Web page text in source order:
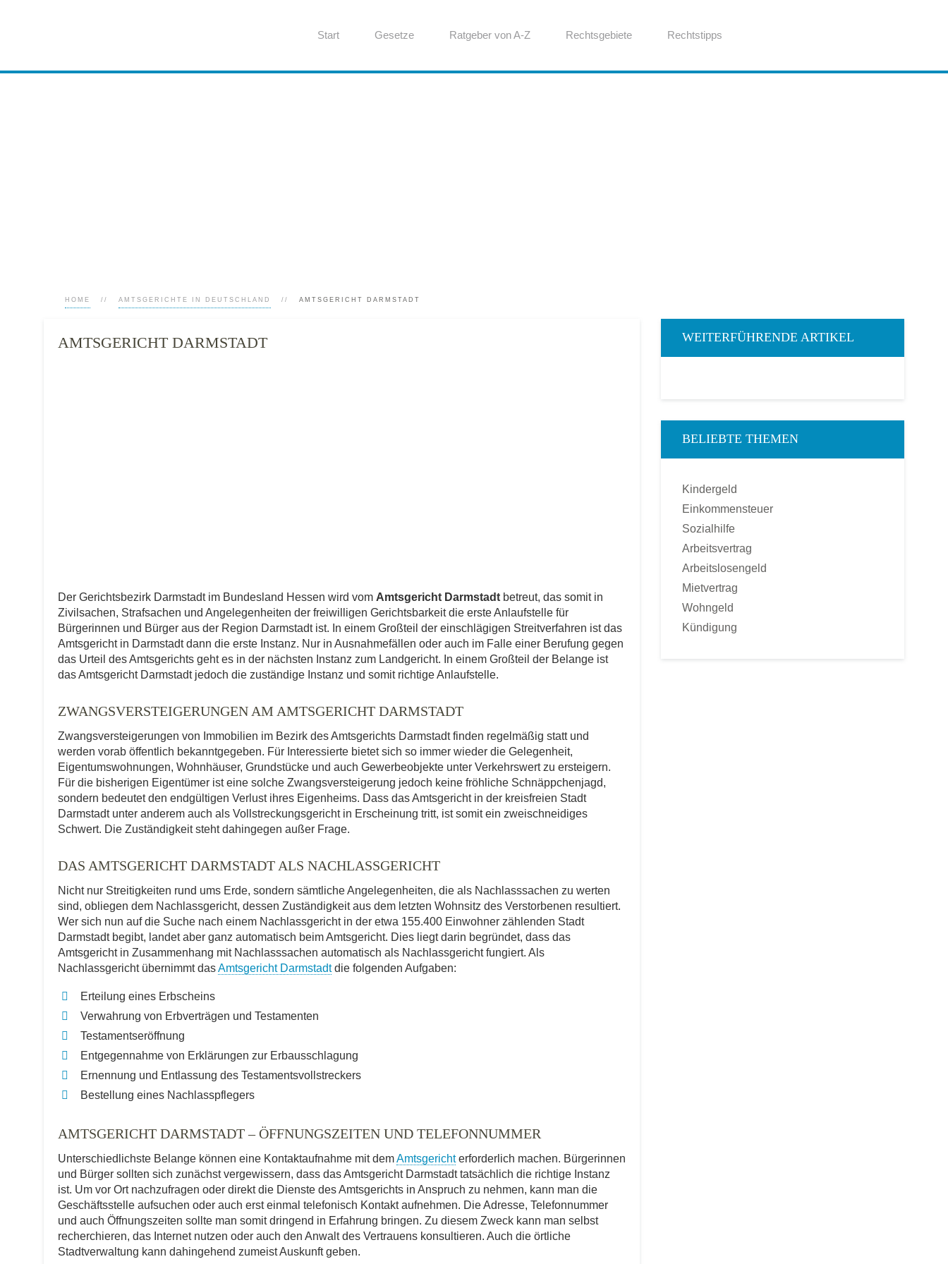
Start Gesetze Ratgeber von A-Z Rechtsgebiete Rechtstipps
HOME AMTSGERICHTE IN DEUTSCHLAND AMTSGERICHT DARMSTADT
AMTSGERICHT DARMSTADT
Der Gerichtsbezirk Darmstadt im Bundesland Hessen wird vom Amtsgericht Darmstadt betreut, das somit in
Zivilsachen, Strafsachen und Angelegenheiten der freiwilligen Gerichtsbarkeit die erste Anlaufstelle für
Bürgerinnen und Bürger aus der Region Darmstadt ist. In einem Großteil der einschlägigen Streitverfahren ist das
Amtsgericht in Darmstadt dann die erste Instanz. Nur in Ausnahmefällen oder auch im Falle einer Berufung gegen
das Urteil des Amtsgerichts geht es in der nächsten Instanz zum Landgericht. In einem Großteil der Belange ist
das Amtsgericht Darmstadt jedoch die zuständige Instanz und somit richtige Anlaufstelle.
ZWANGSVERSTEIGERUNGEN AM AMTSGERICHT DARMSTADT
Zwangsversteigerungen von Immobilien im Bezirk des Amtsgerichts Darmstadt finden regelmäßig statt und
werden vorab öffentlich bekanntgegeben. Für Interessierte bietet sich so immer wieder die Gelegenheit,
Eigentumswohnungen, Wohnhäuser, Grundstücke und auch Gewerbeobjekte unter Verkehrswert zu ersteigern.
Für die bisherigen Eigentümer ist eine solche Zwangsversteigerung jedoch keine fröhliche Schnäppchenjagd,
sondern bedeutet den endgültigen Verlust ihres Eigenheims. Dass das Amtsgericht in der kreisfreien Stadt
Darmstadt unter anderem auch als Vollstreckungsgericht in Erscheinung tritt, ist somit ein zweischneidiges
Schwert. Die Zuständigkeit steht dahingegen außer Frage.
DAS AMTSGERICHT DARMSTADT ALS NACHLASSGERICHT
Nicht nur Streitigkeiten rund ums Erde, sondern sämtliche Angelegenheiten, die als Nachlasssachen zu werten
sind, obliegen dem Nachlassgericht, dessen Zuständigkeit aus dem letzten Wohnsitz des Verstorbenen resultiert.
Wer sich nun auf die Suche nach einem Nachlassgericht in der etwa 155.400 Einwohner zählenden Stadt
Darmstadt begibt, landet aber ganz automatisch beim Amtsgericht. Dies liegt darin begründet, dass das
Amtsgericht in Zusammenhang mit Nachlasssachen automatisch als Nachlassgericht fungiert. Als
Nachlassgericht übernimmt dasAmtsgericht Darmstadtdie folgenden Aufgaben:
Erteilung eines Erbscheins
Verwahrung von Erbverträgen und Testamenten
Testamentseröffnung
Entgegennahme von Erklärungen zur Erbausschlagung
Ernennung und Entlassung des Testamentsvollstreckers
Bestellung eines Nachlasspflegers
AMTSGERICHT DARMSTADT – ÖFFNUNGSZEITEN UND TELEFONNUMMER
Unterschiedlichste Belange können eine Kontaktaufnahme mit demAmtsgerichterforderlich machen. Bürgerinnen
und Bürger sollten sich zunächst vergewissern, dass das Amtsgericht Darmstadt tatsächlich die richtige Instanz
ist. Um vor Ort nachzufragen oder direkt die Dienste des Amtsgerichts in Anspruch zu nehmen, kann man die
Geschäftsstelle aufsuchen oder auch erst einmal telefonisch Kontakt aufnehmen. Die Adresse, Telefonnummer
und auch Öffnungszeiten sollte man somit dringend in Erfahrung bringen. Zu diesem Zweck kann man selbst
recherchieren, das Internet nutzen oder auch den Anwalt des Vertrauens konsultieren. Auch die örtliche
Stadtverwaltung kann dahingehend zumeist Auskunft geben.
WEITERFÜHRENDE ARTIKEL
BELIEBTE THEMEN
Kindergeld
Einkommensteuer
Sozialhilfe
Arbeitsvertrag
Arbeitslosengeld
Mietvertrag
Wohngeld
Kündigung